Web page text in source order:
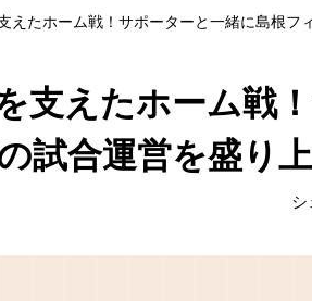
えたホーム戦！サポーターと一緒に島根フ
支えたホーム戦
試合運営を盛り
シ